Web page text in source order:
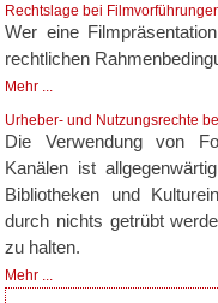
Rechtslage bei
Wer eine
rechtlichen
Mehr ...
Urheber- und Nutzungsrechte
Die Verwendung von
Kanälen ist
Bibliotheken und
durch nichts getrübt
zu halten.
Mehr ...